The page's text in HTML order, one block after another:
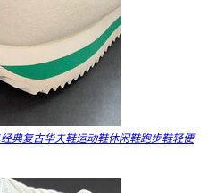
典复古华夫鞋运动鞋休闲鞋跑步鞋轻便